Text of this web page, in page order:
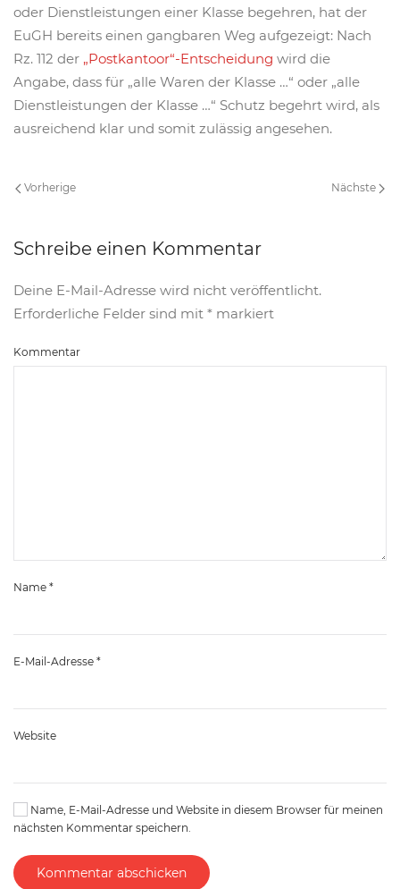
oder Dienstleistungen einer Klasse begehren, hat der
EuGH bereits einen gangbaren Weg aufgezeigt: Nach
Rz. 112 der „Postkantoor“-Entscheidung wird die
Angabe, dass für „alle Waren der Klasse …“ oder „alle
Dienstleistungen der Klasse …“ Schutz begehrt wird, als
ausreichend klar und somit zulässig angesehen.
Vorherige Nächste
Schreibe einen Kommentar
Deine E-Mail-Adresse wird nicht veröffentlicht.
Erforderliche Felder sind mit * markiert
Kommentar
Name *
E-Mail-Adresse *
Website
Name, E-Mail-Adresse und Website in diesem Browser für meinen
nächsten Kommentar speichern.
Kommentar abschicken